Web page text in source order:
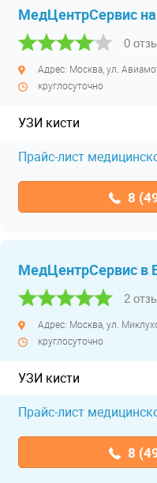
МедЦентрСервис
0
Адрес: Москва, ул.
круглосуточно
УЗИ кисти
Прайс-лист
8
МедЦентрСервис в
2
Адрес: Москва, ул.
круглосуточно
УЗИ кисти
Прайс-лист
8